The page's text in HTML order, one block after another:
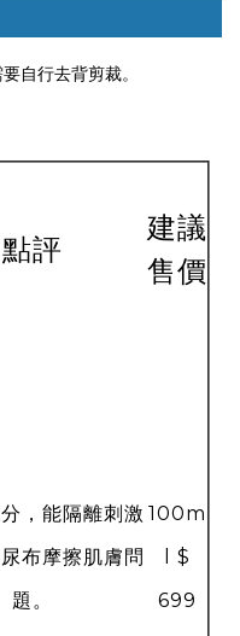
自行去背剪裁。
點評
建議
售價
，能隔離刺激
布摩擦肌膚問
題。
100m
l $
699